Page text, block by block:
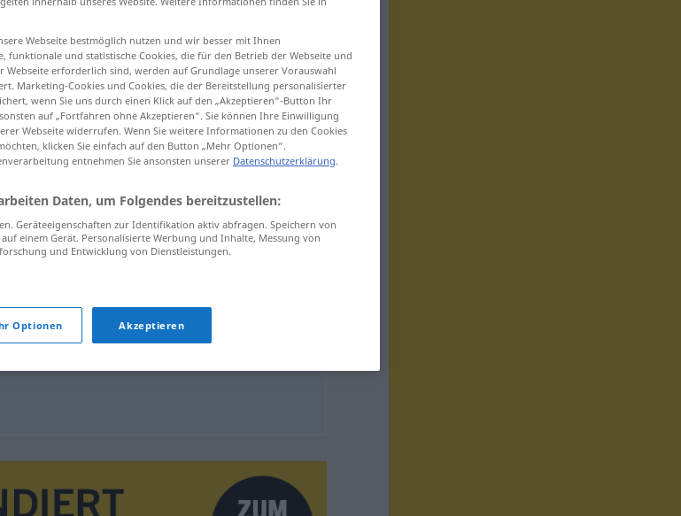
Proklamation
,Bitte Ausrufung
Webseite bestmöglich nutzen und wir besser mit Ihnen
funktionale und statistische Cookies, die für den Betrieb der Webseite und
Webseite erforderlich sind, werden auf Grundlage unserer Vorauswahl
Marketing-Cookies und Cookies, die der Bereitstellung personalisierter
wenn Sie uns durch einen Klick auf den „Akzeptieren“-Button Ihr
auf „Fortfahren ohne Akzeptieren“. Sie können Ihre Einwilligung
Webseite widerrufen. Wenn Sie weitere Informationen zu den Cookies
klicken Sie einfach auf den Button „Mehr Optionen“.
entnehmen Sie ansonsten unserer Datenschutzerklärung.
Daten, um Folgendes bereitzustellen:
Geräteeigenschaften zur Identifikation aktiv abfragen. Speichern von
einem Gerät. Personalisierte Werbung und Inhalte, Messung von
und Entwicklung von Dienstleistungen.
Optionen Akzeptieren